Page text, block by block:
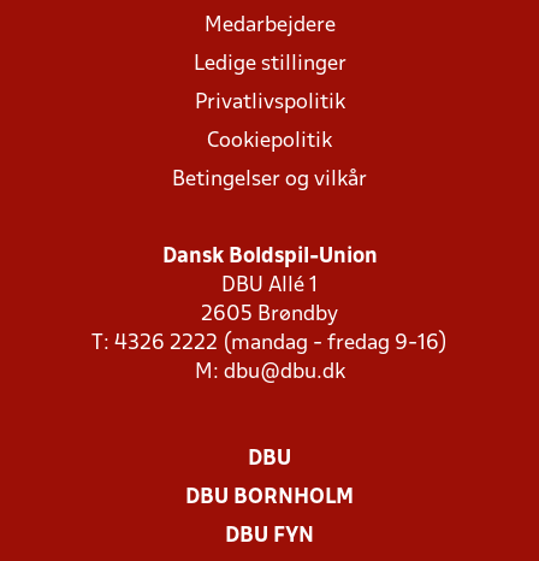
Medarbejdere
Ledige stillinger
Privatlivspolitik
Cookiepolitik
Betingelser og vilkår
Dansk Boldspil-Union
DBU Allé 1
2605 Brøndby
T: 4326 2222 (mandag - fredag 9-16)
M: dbu@dbu.dk
DBU
DBU BORNHOLM
DBU FYN